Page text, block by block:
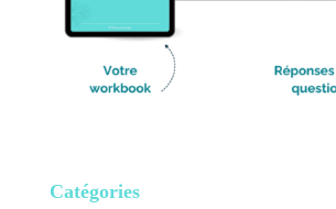
Catégories